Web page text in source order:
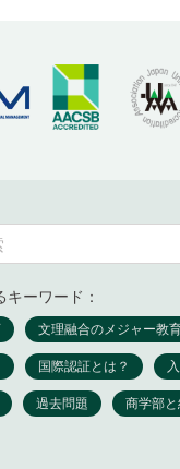
ーワード：